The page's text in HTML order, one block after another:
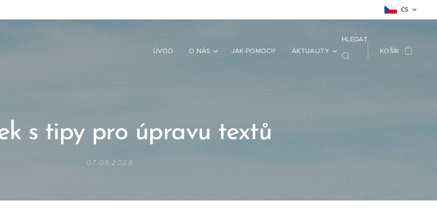
CS
ÚVOD O NÁS JAK POMOCI? AKTUALITY
HLEDAT
KOŠÍK
s tipy pro úpravu textů
07.06.2023